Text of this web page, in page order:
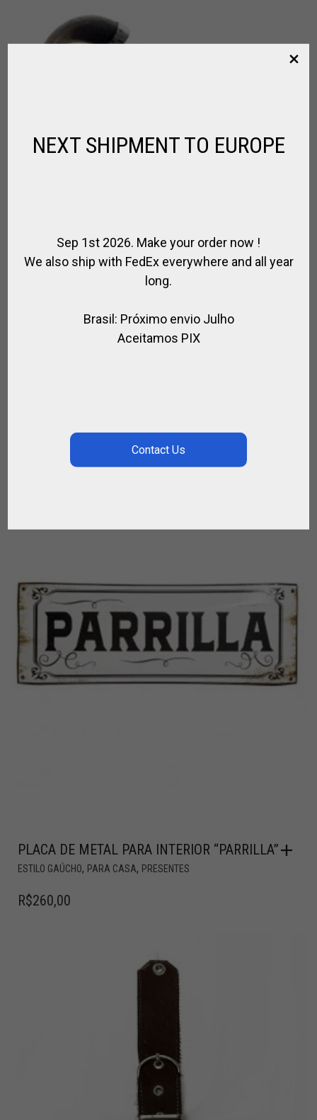
BANDEJA DE METAL E CHIFRE 22×34
PLACA DE METAL PARA INTERIOR “PARRILLA”
ESTILO GAÚCHO, PARA CASA, PRESENTES
R$260,00
NEXT SHIPMENT TO EUROPE
Sep 1st 2026. Make your order now !
We also ship with FedEx everywhere and all year
long.
Brasil: Próximo envio Julho
Aceitamos PIX